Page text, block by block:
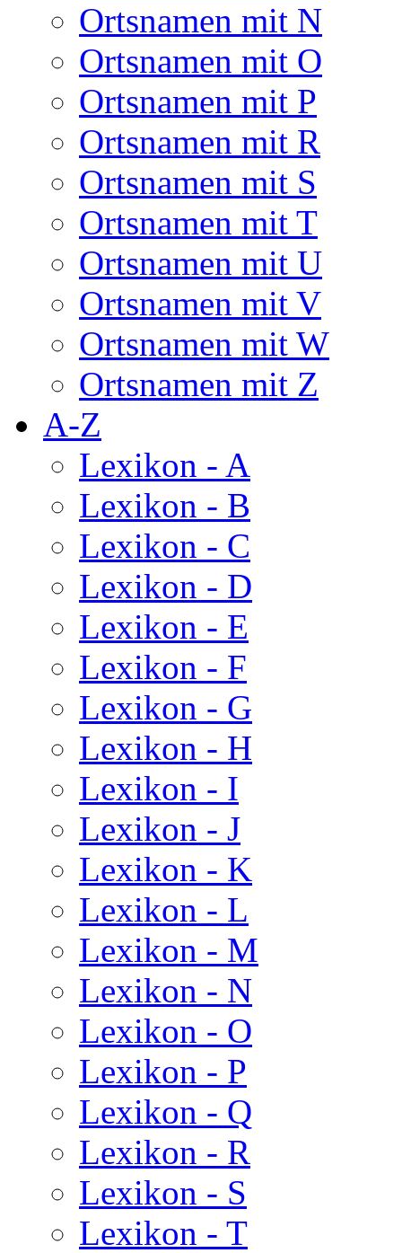
Ortsnamen mit N
Ortsnamen mit O
Ortsnamen mit P
Ortsnamen mit R
Ortsnamen mit S
Ortsnamen mit T
Ortsnamen mit U
Ortsnamen mit V
Ortsnamen mit W
Ortsnamen mit Z
A-Z
Lexikon - A
Lexikon - B
Lexikon - C
Lexikon - D
Lexikon - E
Lexikon - F
Lexikon - G
Lexikon - H
Lexikon - I
Lexikon - J
Lexikon - K
Lexikon - L
Lexikon - M
Lexikon - N
Lexikon - O
Lexikon - P
Lexikon - Q
Lexikon - R
Lexikon - S
Lexikon - T